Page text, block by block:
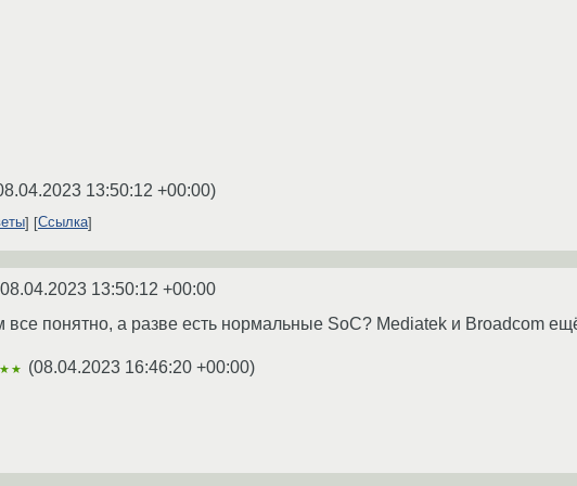
13:50:12 +00:00)
Ссылка
08.04.2023 13:50:12 +00:00
все понятно, а разве есть нормальные SoC? Mediatek и Broadcom
(08.04.2023 16:46:20 +00:00)